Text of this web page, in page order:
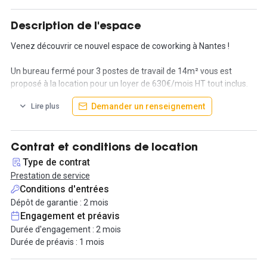
Description de l'espace
Venez découvrir ce nouvel espace de coworking à Nantes !
Un bureau fermé pour 3 postes de travail de 14m² vous est
proposé à la location pour un loyer de 630€/mois HT tout inclus.
Choisir cet espace, c'est profiter d'un emplacement idéal puisqu'il
nombreux services de restauration, de magasins mais aussi de
garde d'enfants. De plus, nous sommes desservis par les axes
autoroutiers, la garantie d'être à l'heure au bureau et sans
encombre !
Vous apprécierez ce coworking pour son ambiance chaleureuse
et conviviale mais aussi pour sa décoration soignée.
Tout est inclus dans votre loyer ! Les charges, le mobiliers,
internet, les salles de réunion, le ménage et beaucoup d'autres...
La liste est longue !
Lire plus Demander un renseignement
Contrat et conditions de location
Type de contrat
Prestation de service
Conditions d'entrées
Dépôt de garantie : 2 mois
Engagement et préavis
Durée d'engagement : 2 mois
Durée de préavis : 1 mois